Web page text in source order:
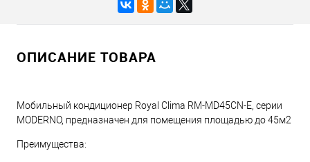
ОПИСАНИЕ ТОВАРА
Мобильный кондиционер Royal Clima RM-MD45CN-E, серии
MODERNO, предназначен для помещения площадью до 45м2
Преимущества: